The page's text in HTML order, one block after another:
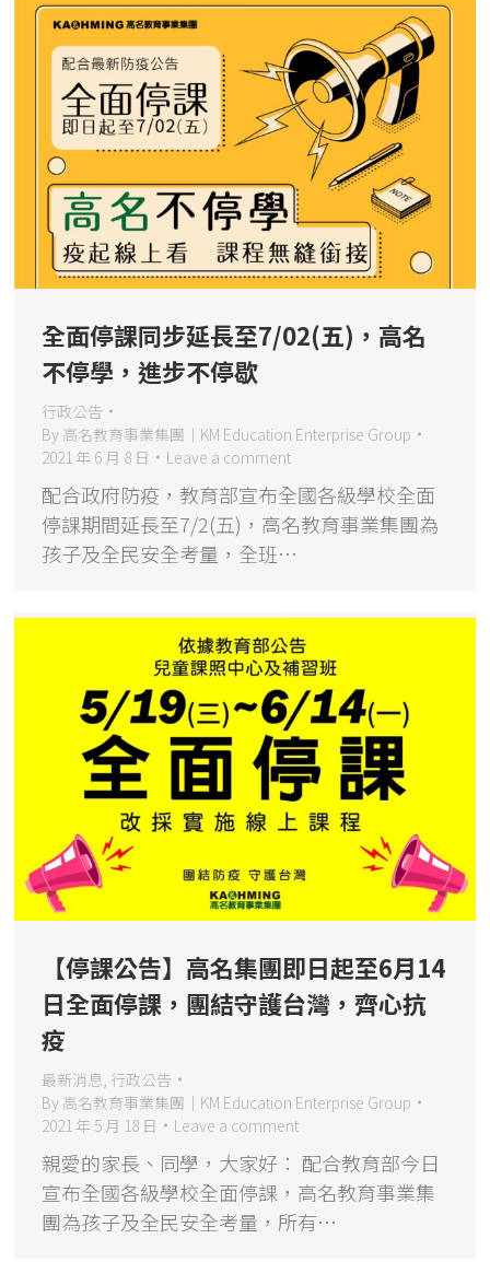
全面停課同步延長至7/02(五)，高名
不停學，進步不停歇
行政公告
By 高名教育事業集團｜KM Education Enterprise Group
2021 年 6 月 8 日
Leave a comment
配合政府防疫，教育部宣布全國各級學校全面
停課期間延長至7/2(五)，高名教育事業集團為
孩子及全民安全考量，全班…
【停課公告】高名集團即日起至6月14
日全面停課，團結守護台灣，齊心抗
疫
最新消息 行政公告
By 高名教育事業集團｜KM Education Enterprise Group
2021 年 5 月 18 日
Leave a comment
親愛的家長、同學，大家好： 配合教育部今日
宣布全國各級學校全面停課，高名教育事業集
團為孩子及全民安全考量，所有…